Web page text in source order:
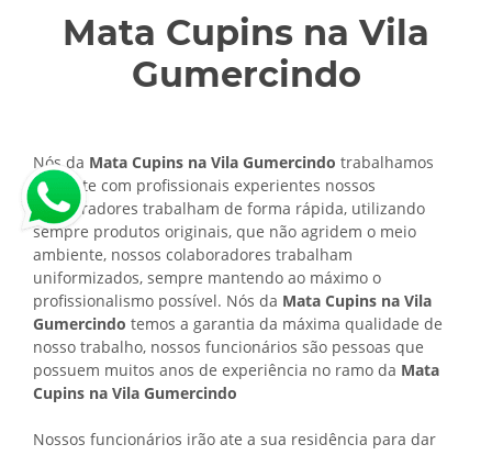
Mata Cupins na Vila
Gumercindo
Nós da Mata Cupins na Vila Gumercindo trabalhamos
somente com profissionais experientes nossos
colaboradores trabalham de forma rápida, utilizando
sempre produtos originais, que não agridem o meio
ambiente, nossos colaboradores trabalham
uniformizados, sempre mantendo ao máximo o
profissionalismo possível. Nós da Mata Cupins na Vila
Gumercindo temos a garantia da máxima qualidade de
nosso trabalho, nossos funcionários são pessoas que
possuem muitos anos de experiência no ramo da Mata
Cupins na Vila Gumercindo
Nossos funcionários irão ate a sua residência para dar